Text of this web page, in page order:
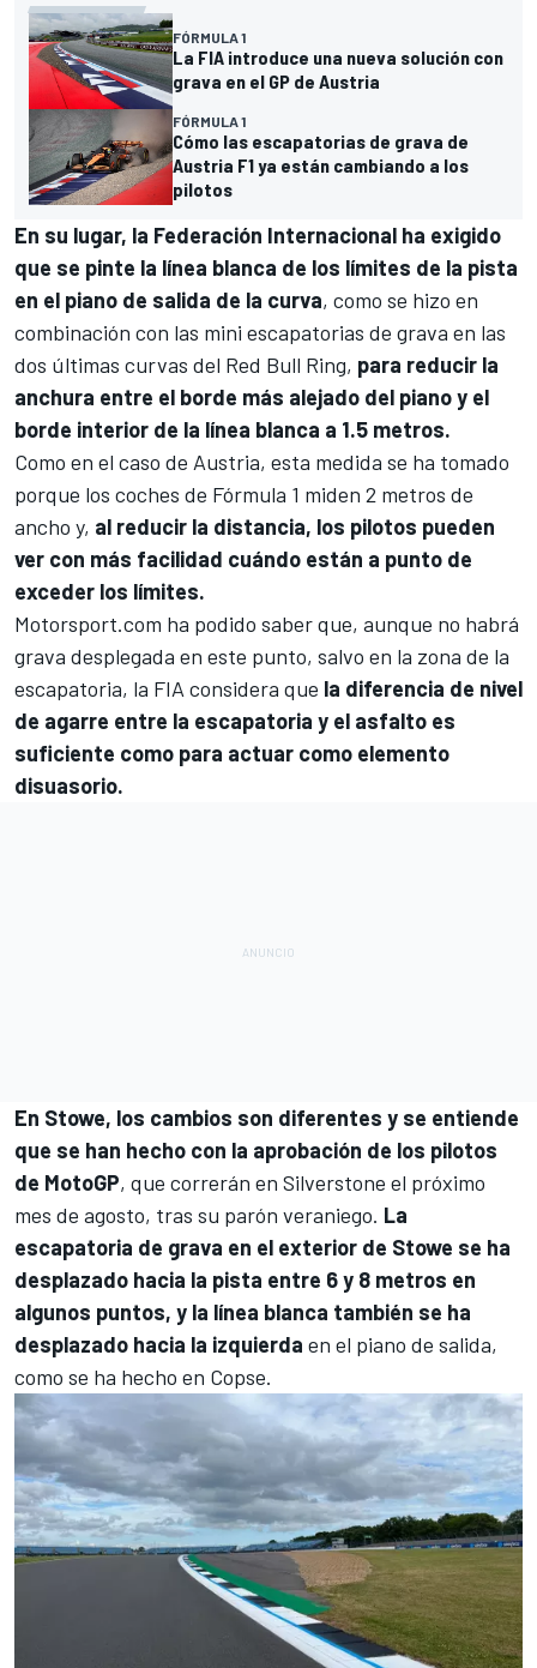
FÓRMULA 1
La FIA introduce una nueva solución con
grava en el GP de Austria
FÓRMULA 1
Cómo las escapatorias de grava de
Austria F1 ya están cambiando a los
pilotos
En su lugar, la Federación Internacional ha exigido
que se pinte la línea blanca de los límites de la pista
en el piano de salida de la curva, como se hizo en
combinación con las mini escapatorias de grava en las
dos últimas curvas del Red Bull Ring, para reducir la
anchura entre el borde más alejado del piano y el
borde interior de la línea blanca a 1.5 metros.
Como en el caso de Austria, esta medida se ha tomado
porque los coches de Fórmula 1 miden 2 metros de
ancho y, al reducir la distancia, los pilotos pueden
ver con más facilidad cuándo están a punto de
exceder los límites.
Motorsport.com ha podido saber que, aunque no habrá
grava desplegada en este punto, salvo en la zona de la
escapatoria, la FIA considera que la diferencia de nivel
de agarre entre la escapatoria y el asfalto es
suficiente como para actuar como elemento
disuasorio.
En Stowe, los cambios son diferentes y se entiende
que se han hecho con la aprobación de los pilotos
de MotoGP, que correrán en Silverstone el próximo
mes de agosto, tras su parón veraniego. La
escapatoria de grava en el exterior de Stowe se ha
desplazado hacia la pista entre 6 y 8 metros en
algunos puntos, y la línea blanca también se ha
desplazado hacia la izquierda en el piano de salida,
como se ha hecho en Copse.